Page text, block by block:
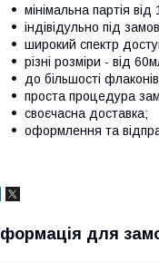
мінімальна партія
індівідульно під
широкий спектр
різні розміри - від
до більшості
проста процедура
своєчасна доставка;
оформлення та
для